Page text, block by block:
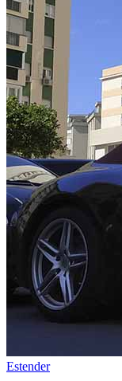
Estender